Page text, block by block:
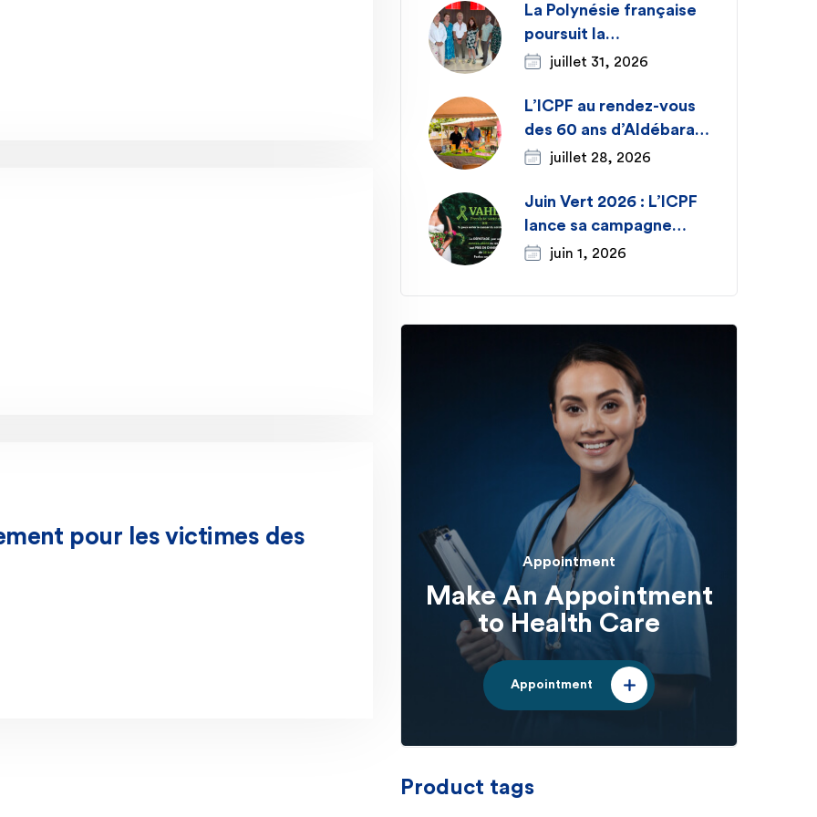
pour les victimes des
La Polynésie française
poursuit la
structuration de sa
son intégration au
GIRCI Sud-Ouest
Outre-mer
juillet 31, 2026
L’ICPF au rendez-vous
des 60 ans d’Aldébaran
– Moruroa avec un
le cancer​
juillet 28, 2026
Juin Vert 2026 : L’ICPF
lance sa campagne
annuelle de
cancer du col de
l’utérus
juin 1, 2026
Appointment
Make An Appointment
to Health Care
Appointment
Product tags